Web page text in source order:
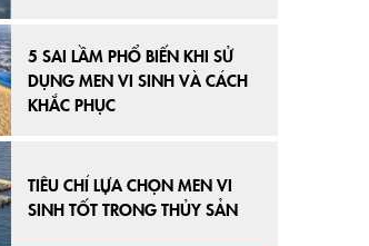
5 SAI LẦM PHỔ BIẾN KHI SỬ
DỤNG MEN VI SINH VÀ CÁCH
KHẮC PHỤC
TIÊU CHÍ LỰA CHỌN MEN VI
SINH TỐT TRONG THỦY SẢN